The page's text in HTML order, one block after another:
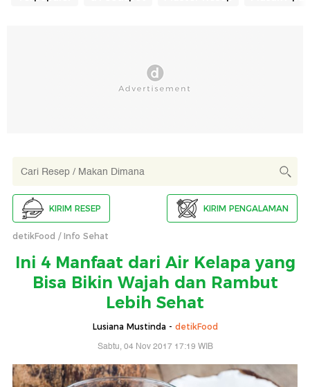
KIRIM RESEP KIRIM PENGALAMAN
detikFood Info Sehat
Ini 4 Manfaat dari Air Kelapa yang
Bisa Bikin Wajah dan Rambut
Lebih Sehat
Lusiana Mustinda - detikFood
Sabtu, 04 Nov 2017 17:19 WIB